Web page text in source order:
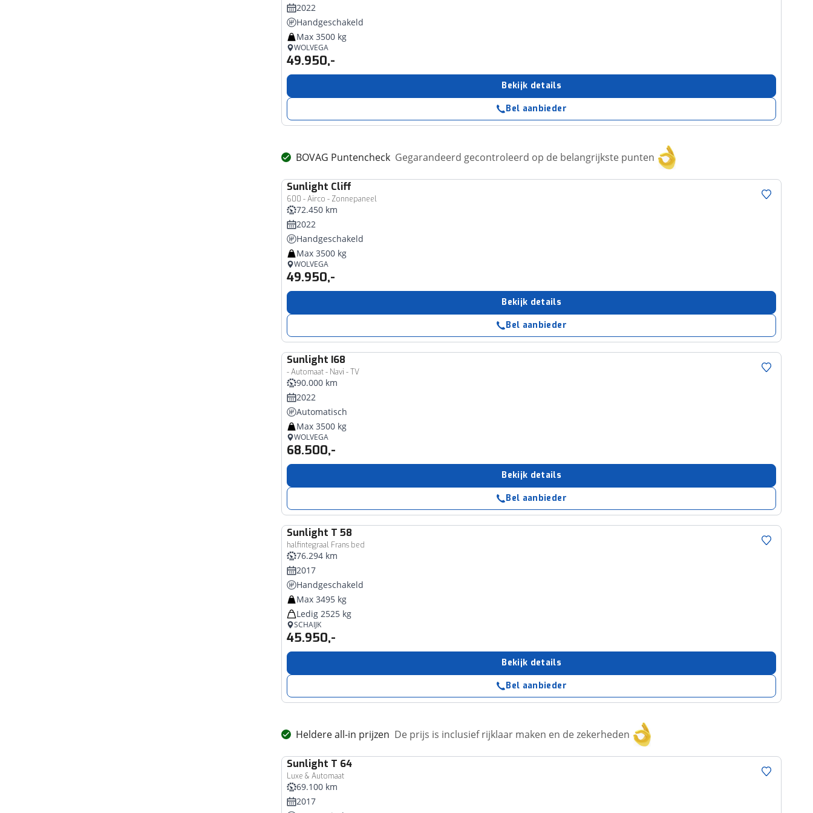
2022
Handgeschakeld
Max 3500 kg
WOLVEGA
49.950,-
Bekijk details
Bel aanbieder
BOVAG Puntencheck Gegarandeerd gecontroleerd op de belangrijkste punten
Sunlight Cliff
600 - Airco - Zonnepaneel
72.450 km
2022
Handgeschakeld
Max 3500 kg
WOLVEGA
49.950,-
Bekijk details
Bel aanbieder
Sunlight I68
- Automaat - Navi - TV
90.000 km
2022
Automatisch
Max 3500 kg
WOLVEGA
68.500,-
Bekijk details
Bel aanbieder
Sunlight T 58
halfintegraal Frans bed
76.294 km
2017
Handgeschakeld
Max 3495 kg
Ledig 2525 kg
SCHAIJK
45.950,-
Bekijk details
Bel aanbieder
Heldere all-in prijzen De prijs is inclusief rijklaar maken en de zekerheden
Sunlight T 64
Luxe & Automaat
69.100 km
2017